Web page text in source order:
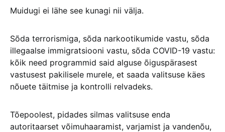
Muidugi ei lähe see kunagi nii välja.
Sõda terrorismiga, sõda narkootikumide vastu, sõda
illegaalse immigratsiooni vastu, sõda COVID-19 vastu:
kõik need programmid said alguse õiguspärasest
vastusest pakilisele murele, et saada valitsuse käes
nõuete täitmise ja kontrolli relvadeks.
Tõepoolest, pidades silmas valitsuse enda
autoritaarset võimuhaaramist, varjamist ja vandenõu,